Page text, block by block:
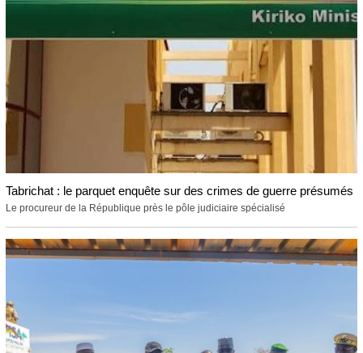
Tabrichat : le parquet enquête sur des crimes de guerre présumés
Le procureur de la République près le pôle judiciaire spécialisé